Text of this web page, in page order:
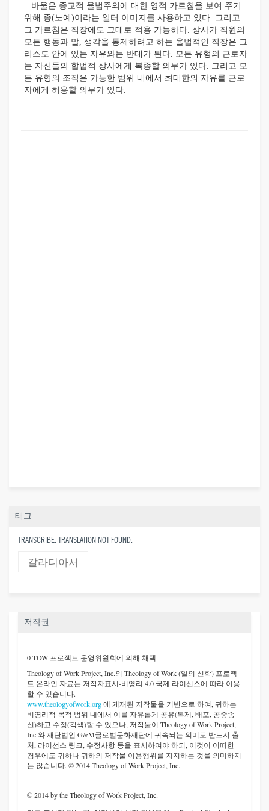
바울은 종교적 율법주의에 대한 영적 가르침을 보여 주기
위해 종(노예)이라는 일터 이미지를 사용하고 있다. 그리고
그 가르침은 직장에도 그대로 적용 가능하다. 상사가 직원의
모든 행동과 말, 생각을 통제하려고 하는 율법적인 직장은 그
리스도 안에 있는 자유와는 반대가 된다. 모든 유형의 근로자
는 자신들의 합법적 상사에게 복종할 의무가 있다. 그리고 모
든 유형의 조직은 가능한 범위 내에서 최대한의 자유를 근로
자에게 허용할 의무가 있다.
태그
TRANSCRIBE: TRANSLATION NOT FOUND.
갈라디아서
저작권
0 TOW 프로젝트 운영위원회에 의해 채택.
Theology of Work Project, Inc.의 Theology of Work (일의 신학) 프로젝
트 온라인 자료는 저작자표시-비영리 4.0 국제 라이선스에 따라 이용
할 수 있습니다.
www.theologyofwork.org에 게재된 저작물을 기반으로 하여, 귀하는
비영리적 목적 범위 내에서 이를 자유롭게 공유(복제, 배포, 공중송
신)하고 수정(각색)할 수 있으나, 저작물이 Theology of Work Project,
Inc.와 재단법인 G&M글로벌문화재단에 귀속되는 의미로 반드시 출
처, 라이선스 링크, 수정사항 등을 표시하여야 하되, 이것이 어떠한
경우에도 귀하나 귀하의 저작물 이용행위를 지지하는 것을 의미하지
는 않습니다. © 2014 Theology of Work Project, Inc.
© 2014 by the Theology of Work Project, Inc.